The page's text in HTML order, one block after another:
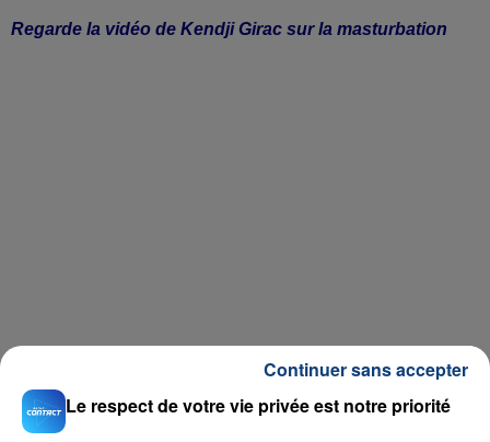
Regarde la vidéo de Kendji Girac sur la masturbation
Le respect de votre vie privée est notre priorité
Continuer sans accepter